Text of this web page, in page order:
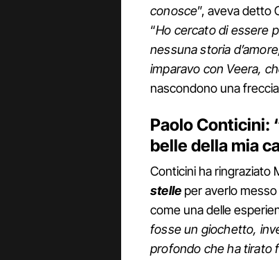
conosce”, aveva detto
“Ho cercato di essere
nessuna storia
imparavo con Veera,
nascondono una
Paolo Conticini:
belle della mia
Conticini ha ringraziato
stelle per averlo
come una delle
fosse un giochetto,
profondo che ha tirato